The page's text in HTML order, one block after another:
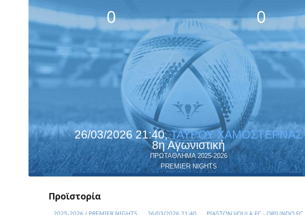
0 0
26/03/2026 21:40,ΤΑΥΡΟΥ ΧΑΜΟΣΤΕΡΝΑΣ
8η Αγωνιστική
ΠΡΩΤΑΘΛΗΜΑ 2025-2026
PREMIER NIGHTS
Προϊστορία